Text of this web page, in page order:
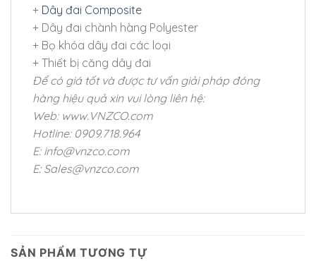
+ Dây đai Composite
+ Dây đai chành hàng Polyester
+ Bọ khóa dây đai các loại
+ Thiết bị căng dây đai
Để có giá tốt và được tư vấn giải pháp đóng
hàng hiệu quả xin vui lòng liên hệ:
Web: www.VNZCO.com
Hotline: 0909.718.964
E: info@vnzco.com
E: Sales@vnzco.com
SẢN PHẨM TƯƠNG TỰ